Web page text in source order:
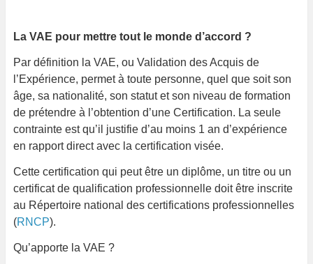
La VAE pour mettre tout le monde d’accord ?
Par définition la VAE, ou Validation des Acquis de
l’Expérience, permet à toute personne, quel que soit son
âge, sa nationalité, son statut et son niveau de formation
de prétendre à l’obtention d’une Certification. La seule
contrainte est qu’il justifie d’au moins 1 an d’expérience
en rapport direct avec la certification visée.
Cette certification qui peut être un diplôme, un titre ou un
certificat de qualification professionnelle doit être inscrite
au Répertoire national des certifications professionnelles
(RNCP).
Qu’apporte la VAE ?